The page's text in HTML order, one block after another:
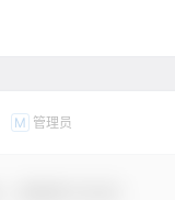
M 管理员